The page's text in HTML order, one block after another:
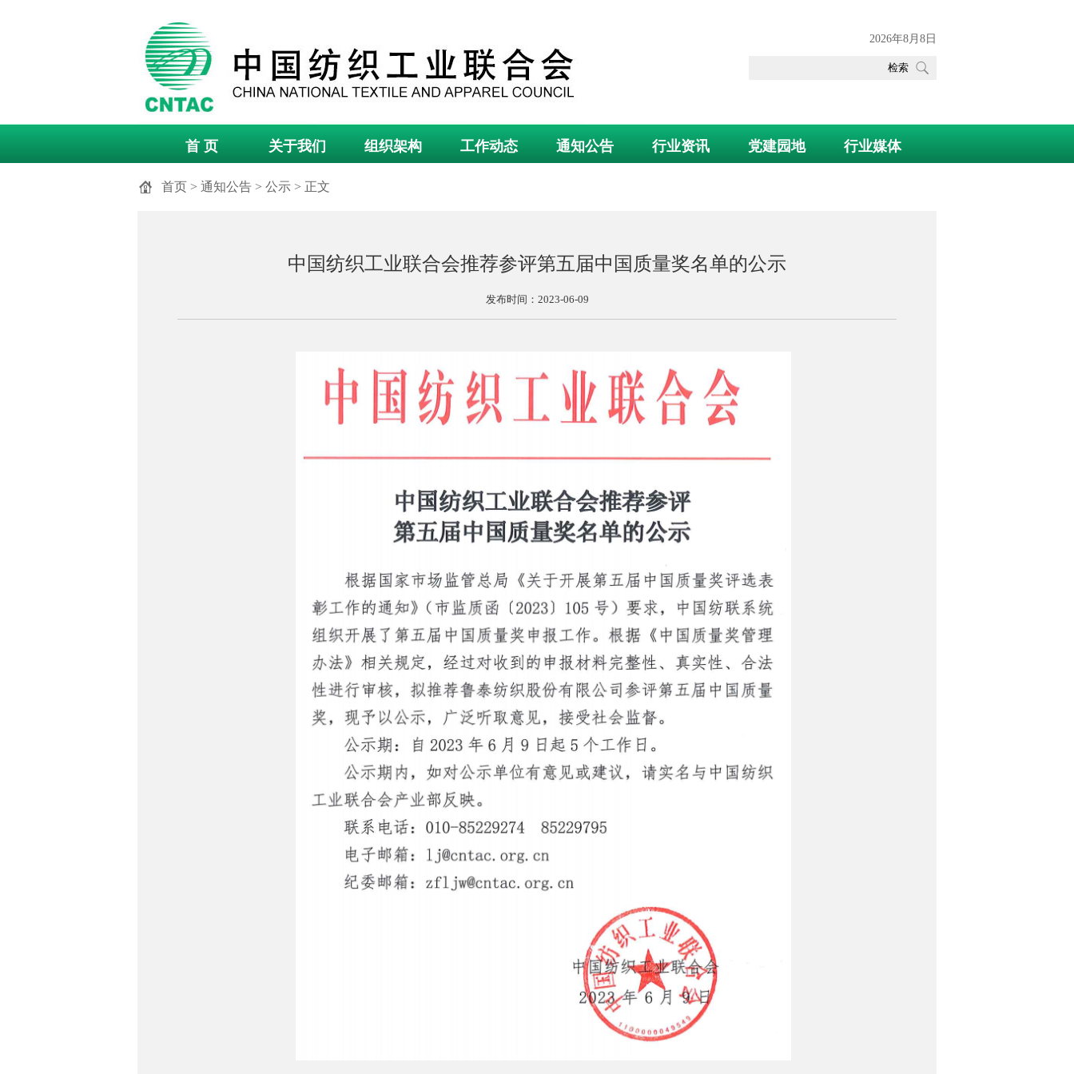
2026年8月8日
首 页 关于我们 组织架构 工作动态 通知公告 行业资讯 党建园地 行业媒体
首页 > 通知公告 > 公示 > 正文
中国纺织工业联合会推荐参评第五届中国质量奖名单的公示
发布时间：2023-06-09